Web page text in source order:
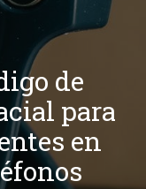
de
para
en